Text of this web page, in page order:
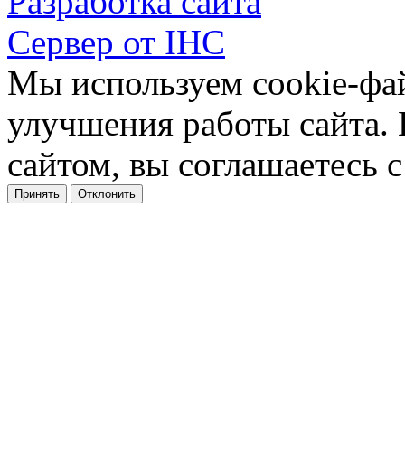
Сервер от IHC
Мы используем cookie-
улучшения работы сайта.
сайтом, вы соглашаетесь
Принять Отклонить